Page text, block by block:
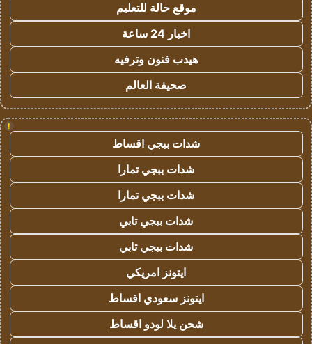
موقع حالة للتعليم
اخبار 24 ساعة
هيدب فنون وترفيه
صحيفة العالم
!
شدات ببجي اقساط
شدات ببجي تمارا
شدات ببجي تمارا
شدات ببجي تابي
شدات ببجي تابي
ايتونز امريكي
ايتونز سعودي اقساط
شحن يلا لودو اقساط